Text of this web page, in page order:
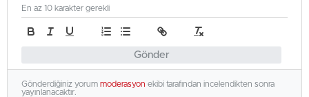
Gönder
En az 10 karakter gerekli
Gönderdiğiniz yorum moderasyon ekibi tarafından incelendikten sonra
yayınlanacaktır.